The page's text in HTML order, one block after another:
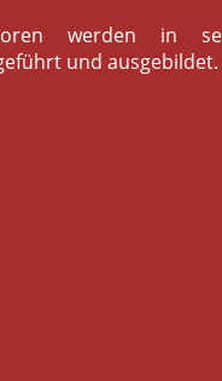
werden in
und ausgebildet.